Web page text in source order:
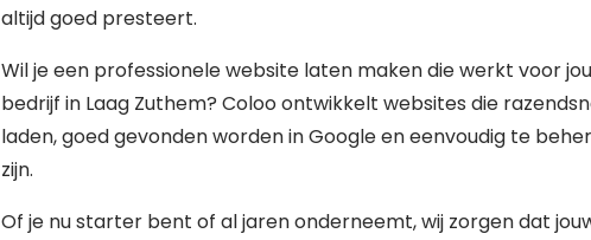
altijd goed presteert.
Wil je een professionele website laten maken die werkt voor
bedrijf in Laag Zuthem? Coloo ontwikkelt websites die
laden, goed gevonden worden in Google en eenvoudig te
zijn.
Of je nu starter bent of al jaren onderneemt, wij zorgen dat